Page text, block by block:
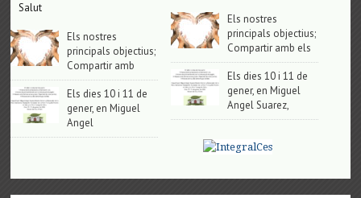
Salut
Els nostres
principals objectius;
Compartir amb
Els dies 10 i 11 de
gener, en Miguel
Angel
Els nostres
principals objectius;
Compartir amb els
Els dies 10 i 11 de
gener, en Miguel
Angel Suarez,